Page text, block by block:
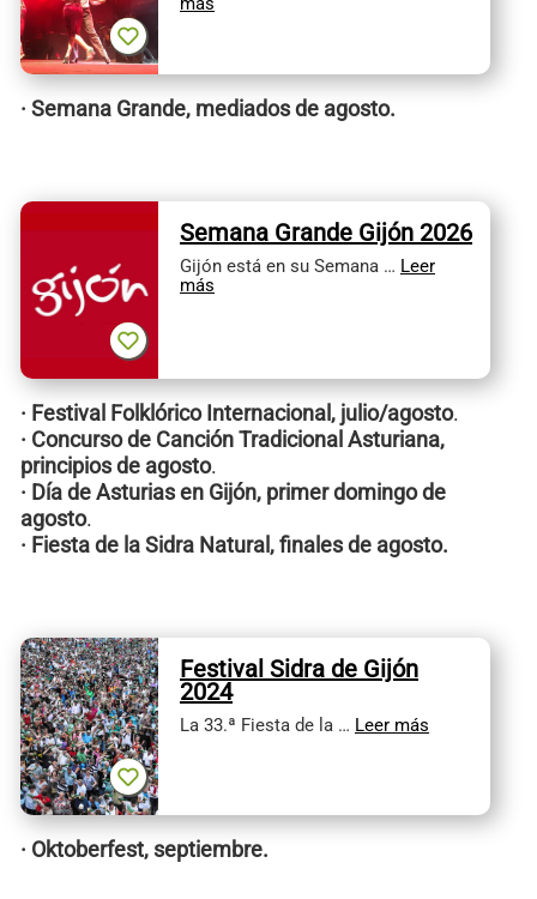
· Semana Grande, mediados de agosto.
Semana Grande Gijón 2026
Gijón está en su Semana … Leer
más
· Festival Folklórico Internacional, julio/agosto.
· Concurso de Canción Tradicional Asturiana,
principios de agosto.
· Día de Asturias en Gijón, primer domingo de
agosto.
· Fiesta de la Sidra Natural, finales de agosto.
Festival Sidra de Gijón
2024
La 33.ª Fiesta de la … Leer más
· Oktoberfest, septiembre.